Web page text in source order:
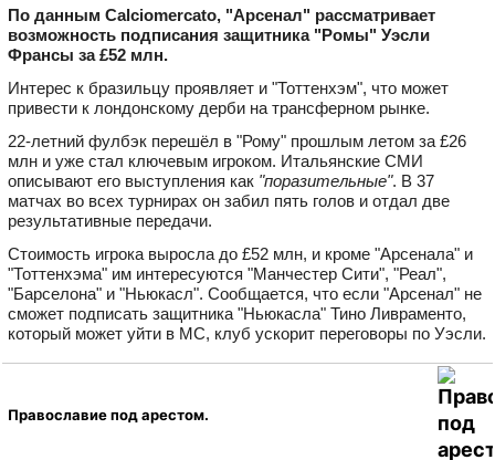
По данным Calciomercato, "Арсенал" рассматривает
возможность подписания защитника "Ромы" Уэсли
Франсы за £52 млн.
Интерес к бразильцу проявляет и "Тоттенхэм", что может
привести к лондонскому дерби на трансферном рынке.
22‑летний фулбэк перешёл в "Рому" прошлым летом за £26
млн и уже стал ключевым игроком. Итальянские СМИ
описывают его выступления как "поразительные". В 37
матчах во всех турнирах он забил пять голов и отдал две
результативные передачи.
Стоимость игрока выросла до £52 млн, и кроме "Арсенала" и
"Тоттенхэма" им интересуются "Манчестер Сити", "Реал",
"Барселона" и "Ньюкасл". Сообщается, что если "Арсенал" не
сможет подписать защитника "Ньюкасла" Тино Ливраменто,
который может уйти в МС, клуб ускорит переговоры по Уэсли.
Православие под арестом.